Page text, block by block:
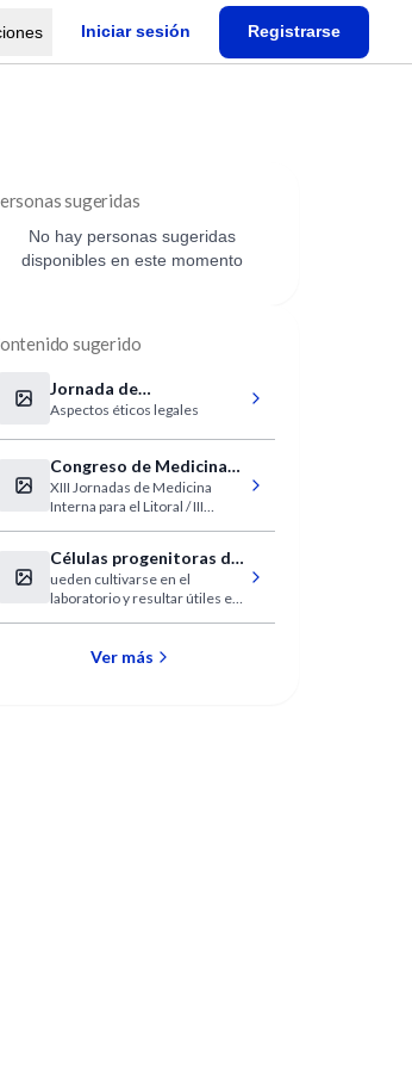
Iniciar sesión Registrarse
sugeridas
No hay personas sugeridas
disponibles en este momento
sugerido
Jornada de
actualización en células
madre
Aspectos éticos legales
Congreso de Medicina
Interna
XIII Jornadas de Medicina
Interna para el Litoral / III
Células progenitoras de
las principales células
del corazón
ueden cultivarse en el
laboratorio y resultar útiles en
Ver más